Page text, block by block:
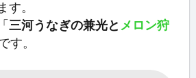
す。
三河うなぎの兼光と メロン狩
す。